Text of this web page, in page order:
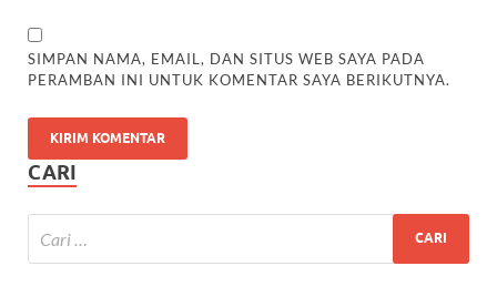
SIMPAN NAMA, EMAIL, DAN SITUS WEB SAYA PADA
PERAMBAN INI UNTUK KOMENTAR SAYA BERIKUTNYA.
CARI